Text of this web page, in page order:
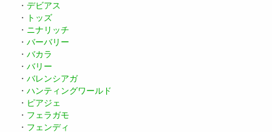
・ デビアス
・
トッズ
・ ニナリッチ
・ バーバリー
・ バカラ
・ バリー
・ バレンシアガ
・ ハンティングワールド
・ ピアジェ
・ フェラガモ
・ フェンディ